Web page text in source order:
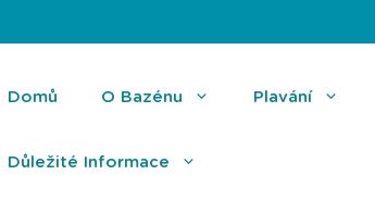
Domů O Bazénu Plavání
Důležité Informace